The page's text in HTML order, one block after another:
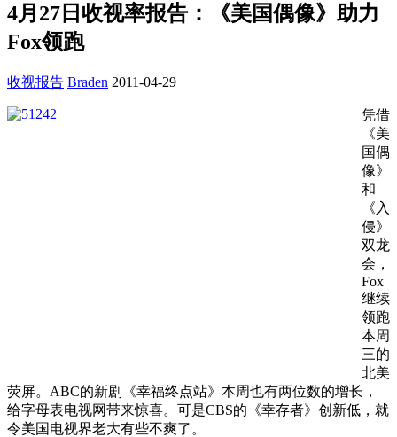
4月27日收视率报告：《美国偶像》助力
Fox领跑
收视报告 Braden 2011-04-29
凭借
《美
国偶
像》
和
《入
侵》
双龙
会，
Fox
继续
领跑
本周
三的
北美
荧屏。ABC的新剧《幸福终点站》本周也有两位数的增长，
给字母表电视网带来惊喜。可是CBS的《幸存者》创新低，就
令美国电视界老大有些不爽了。